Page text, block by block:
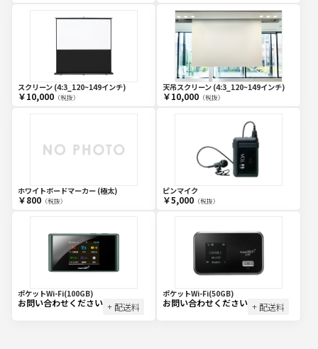
スクリーン (4:3_120~149インチ)
￥10,000（税抜）
天吊スクリーン (4:3_120~149インチ)
￥10,000（税抜）
ホワイトボードマーカー (極太)
￥800（税抜）
ピンマイク
￥5,000（税抜）
ポケットWi-Fi(100GB)
お問い合わせください + 配送料
ポケットWi-Fi(50GB)
お問い合わせください + 配送料